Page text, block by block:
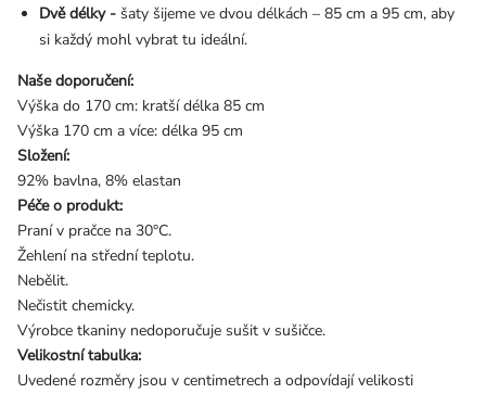
Dvě délky - šaty šijeme ve dvou délkách – 85 cm a 95 cm, aby
si každý mohl vybrat tu ideální.
Naše doporučení:
Výška do 170 cm: kratší délka 85 cm
Výška 170 cm a více: délka 95 cm
Složení:
92% bavlna, 8% elastan
Péče o produkt:
Praní v pračce na 30°C.
Žehlení na střední teplotu.
Nebělit.
Nečistit chemicky.
Výrobce tkaniny nedoporučuje sušit v sušičce.
Velikostní tabulka:
Uvedené rozměry jsou v centimetrech a odpovídají velikosti